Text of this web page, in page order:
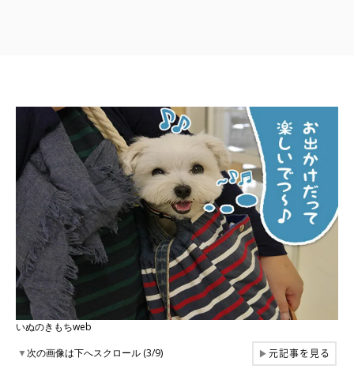
いぬのきもちweb
▼次の画像は下へスクロール (3/9) ▶元記事を見る